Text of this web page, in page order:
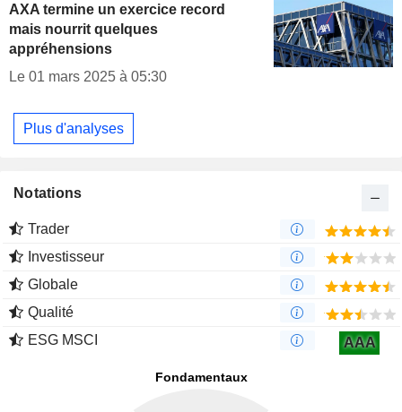
AXA termine un exercice record
mais nourrit quelques
appréhensions
Le 01 mars 2025 à 05:30
Plus d'analyses
Notations
Trader
Investisseur
Globale
Qualité
ESG MSCI
AAA